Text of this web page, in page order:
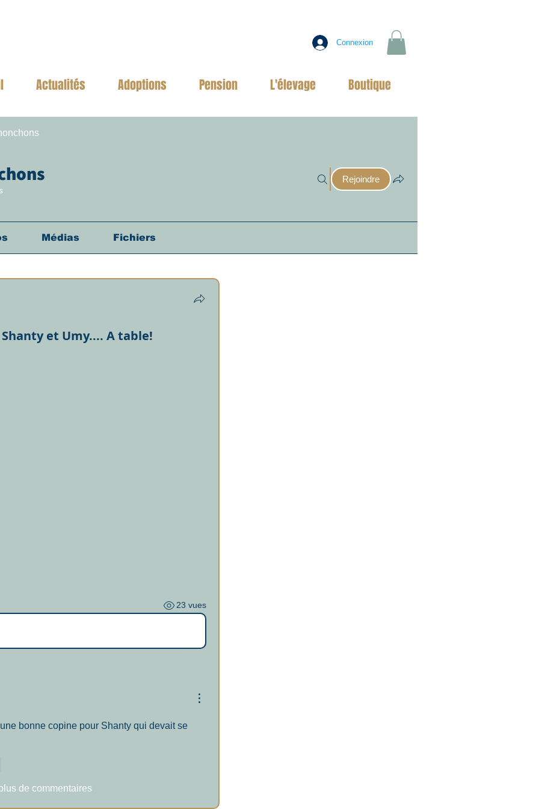
Connexion
Actualités Adoptions Pension L'élevage Boutique
Rejoindre
Médias Fichiers
et Umy.... A table!
23 vues
bonne copine pour Shanty qui devait se
de commentaires